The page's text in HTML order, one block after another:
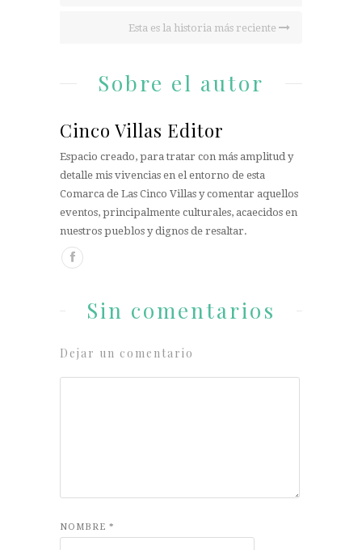
Esta es la historia más reciente
Sobre el autor
Cinco Villas Editor
Espacio creado, para tratar con más amplitud y
detalle mis vivencias en el entorno de esta
Comarca de Las Cinco Villas y comentar aquellos
eventos, principalmente culturales, acaecidos en
nuestros pueblos y dignos de resaltar.
Sin comentarios
Dejar un comentario
NOMBRE *